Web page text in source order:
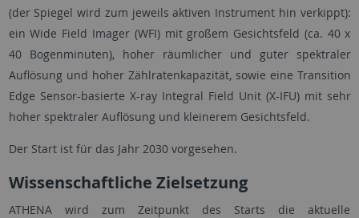
(der Spiegel wird zum jeweils aktiven Instrument hin verkippt):
ein Wide Field Imager (WFI) mit großem Gesichtsfeld (ca. 40 x
40 Bogenminuten), hoher räumlicher und guter spektraler
Auflösung und hoher Zählratenkapazität, sowie eine Transition
Edge Sensor-basierte X-ray Integral Field Unit (X-IFU) mit sehr
hoher spektraler Auflösung und kleinerem Gesichtsfeld.
Der Start ist für das Jahr 2030 vorgesehen.
Wissenschaftliche Zielsetzung
ATHENA wird zum Zeitpunkt des Starts die aktuelle